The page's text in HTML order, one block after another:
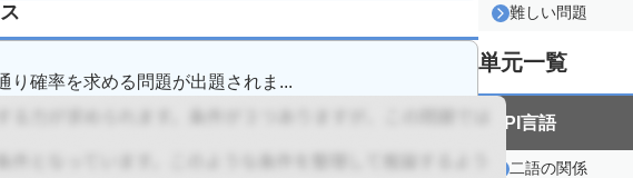
り確率を求める問題が出題されま...
難しい問題
単元一覧
SPI言語
二語の関係